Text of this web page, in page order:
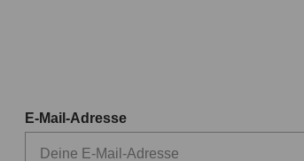
E-Mail-Adresse